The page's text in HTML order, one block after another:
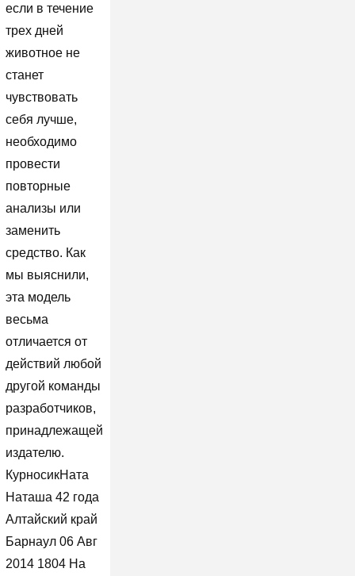
если в течение
трех дней
животное не
станет
чувствовать
себя лучше,
необходимо
провести
повторные
анализы или
заменить
средство. Как
мы выяснили,
эта модель
весьма
отличается от
действий любой
другой команды
разработчиков,
принадлежащей
издателю.
КурносикНата
Наташа 42 года
Алтайский край
Барнаул 06 Авг
2014 1804 На